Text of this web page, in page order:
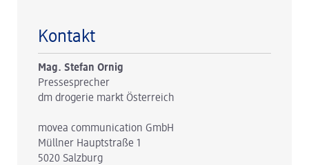
Kontakt
Mag. Stefan Ornig
Pressesprecher
dm drogerie markt Österreich
movea communication GmbH
Müllner Hauptstraße 1
5020 Salzburg